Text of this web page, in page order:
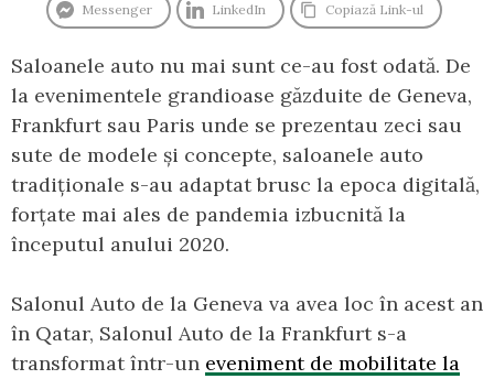
Messenger LinkedIn Copiază Link-ul
Saloanele auto nu mai sunt ce-au fost odată. De
la evenimentele grandioase găzduite de Geneva,
Frankfurt sau Paris unde se prezentau zeci sau
sute de modele și concepte, saloanele auto
tradiționale s-au adaptat brusc la epoca digitală,
forțate mai ales de pandemia izbucnită la
începutul anului 2020.
Salonul Auto de la Geneva va avea loc în acest an
în Qatar, Salonul Auto de la Frankfurt s-a
transformat într-un eveniment de mobilitate la